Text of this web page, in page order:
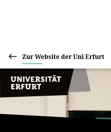
Zur Website der Uni Erfurt